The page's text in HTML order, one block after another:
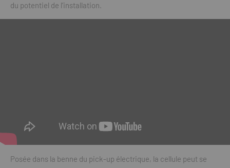
du potentiel de l’installation.
Posée dans la benne du pick-up électrique, la cellule peut se